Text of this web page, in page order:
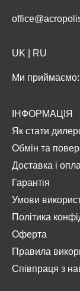
UK RU
Ми приймаємо:
ІНФОРМАЦІЯ
Як стати
Обмін та
Доставка і
Гарантія
Умови
Політика
Оферта
Правила
Співпраця з